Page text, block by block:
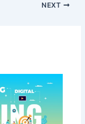
NEXT